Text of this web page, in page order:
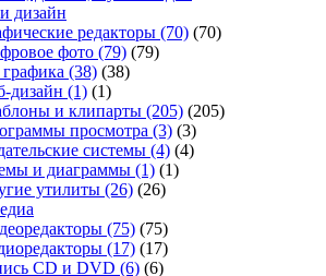
дизайн
редакторы (70) (70)
фото (79) (79)
(38) (38)
дизайн (1) (1)
и клипарты (205) (205)
просмотра (3) (3)
системы (4) (4)
и диаграммы (1) (1)
утилиты (26) (26)
(75) (75)
(17) (17)
CD и DVD (6) (6)